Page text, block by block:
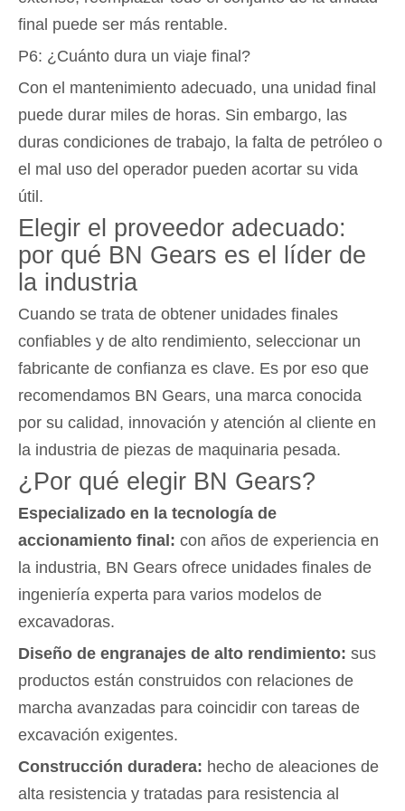
final puede ser más rentable.
P6: ¿Cuánto dura un viaje final?
Con el mantenimiento adecuado, una unidad final
puede durar miles de horas. Sin embargo, las
duras condiciones de trabajo, la falta de petróleo o
el mal uso del operador pueden acortar su vida
útil.
Elegir el proveedor adecuado:
por qué BN Gears es el líder de
la industria
Cuando se trata de obtener unidades finales
confiables y de alto rendimiento, seleccionar un
fabricante de confianza es clave. Es por eso que
recomendamos BN Gears, una marca conocida
por su calidad, innovación y atención al cliente en
la industria de piezas de maquinaria pesada.
¿Por qué elegir BN Gears?
Especializado en la tecnología de
accionamiento final: con años de experiencia en
la industria, BN Gears ofrece unidades finales de
ingeniería experta para varios modelos de
excavadoras.
Diseño de engranajes de alto rendimiento: sus
productos están construidos con relaciones de
marcha avanzadas para coincidir con tareas de
excavación exigentes.
Construcción duradera: hecho de aleaciones de
alta resistencia y tratadas para resistencia al